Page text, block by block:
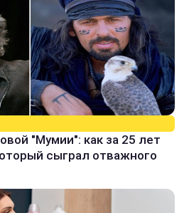
"Мумии": как за 25 лет
сыграл отважного